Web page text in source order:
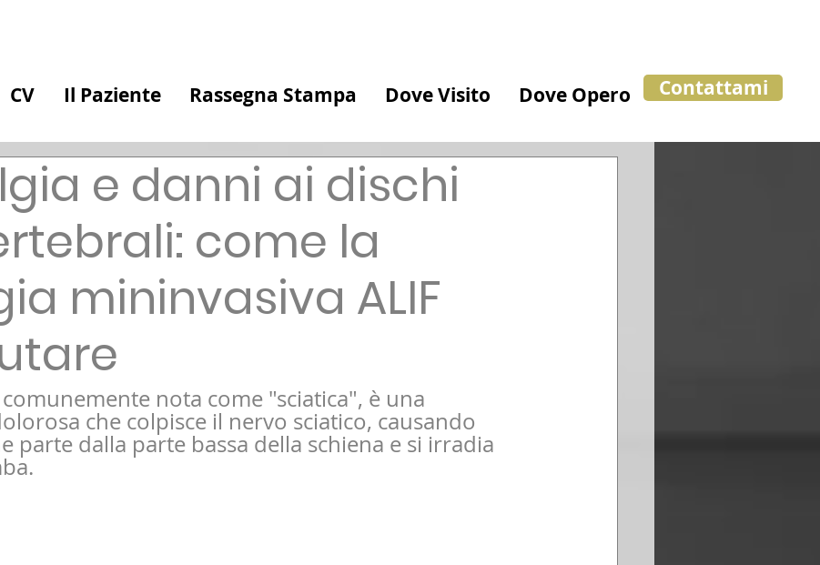
CV Il Paziente Rassegna Stampa Dove Visito Dove Opero Contattami
e danni ai dischi
come la
mininvasiva ALIF
comunemente nota come "sciatica", è una
che colpisce il nervo sciatico, causando
parte dalla parte bassa della schiena e si irradia